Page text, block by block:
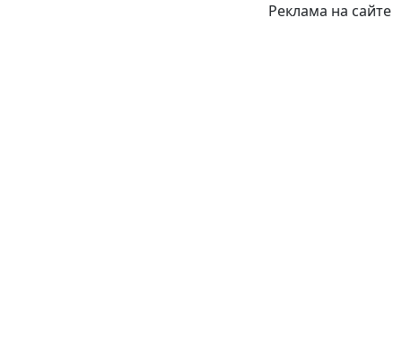
Реклама на сайте